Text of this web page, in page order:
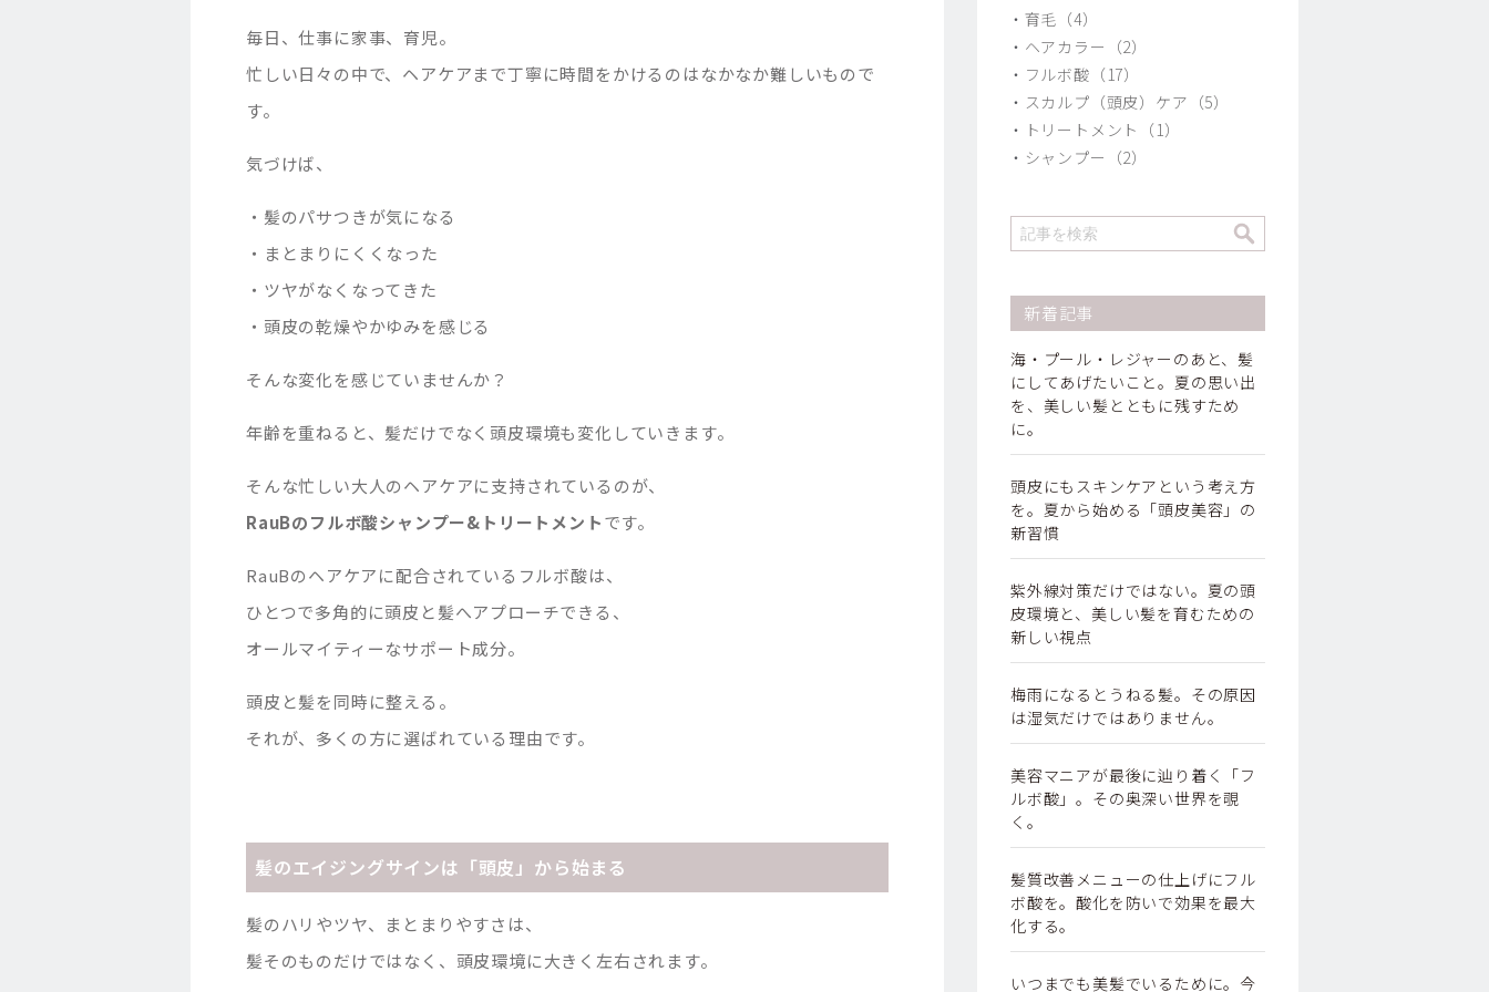
毎日、仕事に家事、育児。
忙しい日々の中で、ヘアケアまで丁寧に時間をかけるのはなかなか難しいもので
す。
気づけば、
・髪のパサつきが気になる
・まとまりにくくなった
・ツヤがなくなってきた
・頭皮の乾燥やかゆみを感じる
そんな変化を感じていませんか？
年齢を重ねると、髪だけでなく頭皮環境も変化していきます。
そんな忙しい大人のヘアケアに支持されているのが、
RauBのフルボ酸シャンプー&トリートメントです。
RauBのヘアケアに配合されているフルボ酸は、
ひとつで多角的に頭皮と髪へアプローチできる、
オールマイティーなサポート成分。
頭皮と髪を同時に整える。
それが、多くの方に選ばれている理由です。
髪のエイジングサインは「頭皮」から始まる
髪のハリやツヤ、まとまりやすさは、
髪そのものだけではなく、頭皮環境に大きく左右されます。
育毛（4）
ヘアカラー（2）
フルボ酸（17）
スカルプ（頭皮）ケア（5）
トリートメント（1）
シャンプー（2）
新着記事
海・プール・レジャーのあと、髪
にしてあげたいこと。夏の思い出
を、美しい髪とともに残すため
に。
頭皮にもスキンケアという考え方
を。夏から始める「頭皮美容」の
新習慣
紫外線対策だけではない。夏の頭
皮環境と、美しい髪を育むための
新しい視点
梅雨になるとうねる髪。その原因
は湿気だけではありません。
美容マニアが最後に辿り着く「フ
ルボ酸」。その奥深い世界を覗
く。
髪質改善メニューの仕上げにフル
ボ酸を。酸化を防いで効果を最大
化する。
いつまでも美髪でいるために。今